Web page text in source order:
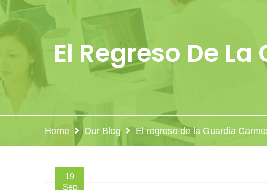
El Regreso De
Home Our Blog El regreso de la Guardia
19
Sep